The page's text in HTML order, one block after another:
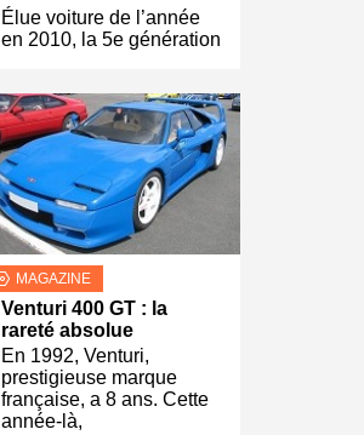
Élue voiture de l’année
en 2010, la 5e génération
MAGAZINE
Venturi 400 GT : la
rareté absolue
En 1992, Venturi,
prestigieuse marque
française, a 8 ans. Cette
année-là,